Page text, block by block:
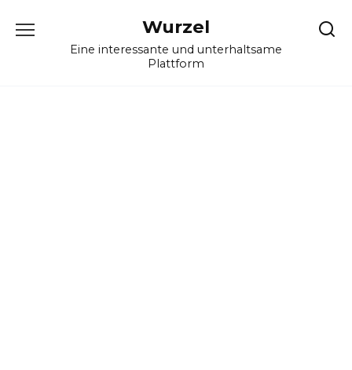
Wurzel
Eine interessante und unterhaltsame
Plattform